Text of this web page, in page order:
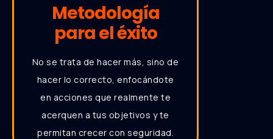
Metodología
para el éxito
No se trata de hacer más, sino de
hacer lo correcto, enfocándote
en acciones que realmente te
acerquen a tus objetivos y te
permitan crecer con seguridad.